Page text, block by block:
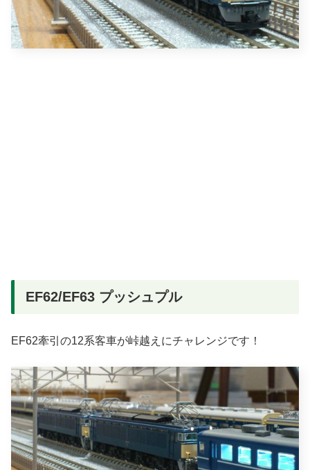
EF62/EF63 プッシュプル
EF62牽引の12系客車が峠越えにチャレンジです！